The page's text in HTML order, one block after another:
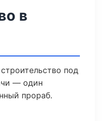
в
под
— один
прораб.